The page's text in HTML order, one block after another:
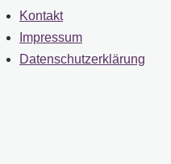
account
menu
Fußzeile
Kontakt
Impressum
Datenschutzerklärung